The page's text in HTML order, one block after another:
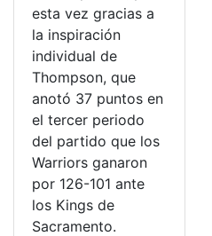
esta vez gracias a
la inspiración
individual de
Thompson, que
anotó 37 puntos en
el tercer periodo
del partido que los
Warriors ganaron
por 126-101 ante
los Kings de
Sacramento.